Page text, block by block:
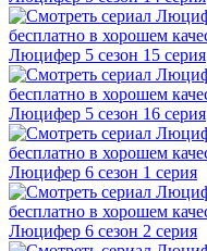
Люцифер 5 cезон 15 cерия
Люцифер 5 cезон 16 cерия
Люцифер 6 cезон 1 cерия
Люцифер 6 cезон 2 cерия